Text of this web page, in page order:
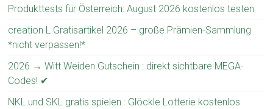
Produkttests für Österreich: August 2026 kostenlos testen
creation L Gratisartikel 2026 – große Prämien-Sammlung
*nicht verpassen!*
2026 → Witt Weiden Gutschein : direkt sichtbare MEGA-
Codes! ✔
NKL und SKL gratis spielen : Glöckle Lotterie kostenlos